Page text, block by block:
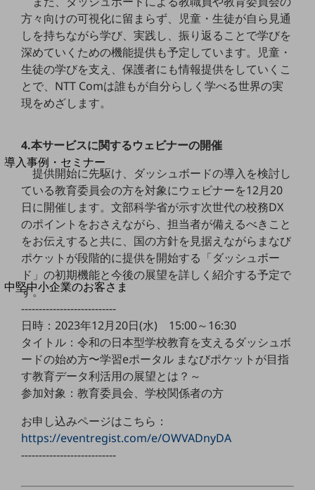
運用保守・故障紛失サポート
回線・ネットワーク
お手続き
別ウィンドウで開きます
サービスをご利用中のお客さま
導入事例・セミナー
導入事例TOP
最新の導入事例や注目の導入事例をご紹介します
セミナー
開催・出展する各種セミナー、イベント情報をご紹介します
別ウィンドウで開きます
中堅中小企業のお客さま
NTTドコモビジネスウォッチ
ビジネスお役立ち情報
旬な話題やお役立ち資料などDXの課題を
解決するヒントをお届けする記事サイト
新着記事
お役立ち資料ダウンロード
トレンド記事特集
中堅中小企業向け
サービス・ソリューション
方々向けの可視化に留まらず、児童・生徒が自ら見通
しを持ちながら学び、実践し、振り返ることで学びを
深めていくための機能提供も予定しています。児童・
生徒の学びを支え、保護者にも情報提供をしていくこ
とで、NTT Comは誰もが自分らしく学べる世界の実
現をめざします。
4.本サービスに関するウェビナーの開催
提供開始に先駆け、ダッシュボードの導入を検討し
ている教育委員会の方を対象にウェビナーを12月20
日に開催します。文部科学省が示す次世代の校務DX
のポイントをおさえながら、担当者が備えるべきこと
をお伝えすると共に、国の方針を見据えながらまなび
ポケットが段階的に提供を開始する「ダッシュボー
ド」の初期機能と今後の展望を詳しく紹介する予定で
す。
---------------------------
日時：2023年12月20日(水) 15:00～16:30
タイトル：令和の日本型学校教育を支えるダッシュボ
ードの始め方〜学習eポータル まなびポケットが目指
す教育データ利活用の展望とは？～
参加対象：教育委員会、学校関係者の方
お申し込みページはこちら：
https://eventregist.com/e/OWVADnyDA
---------------------------